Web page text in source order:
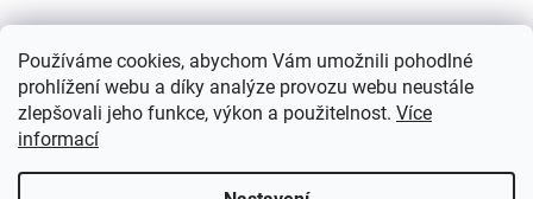
Používáme cookies, abychom Vám umožnili pohodlné
prohlížení webu a díky analýze provozu webu neustále
zlepšovali jeho funkce, výkon a použitelnost. Více
informací